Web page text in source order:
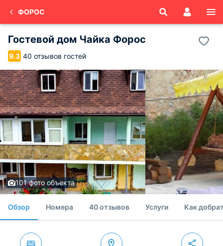
ФОРОС
Гостевой дом Чайка Форос
9.3 40 отзывов гостей
101 фото объекта
Обзор Номера 40 отзывов Услуги Как